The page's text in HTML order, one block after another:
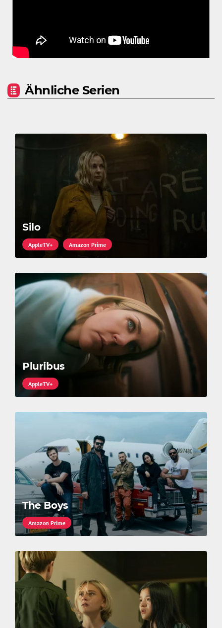
Ähnliche Serien
Silo
AppleTV+ Amazon Prime
Pluribus
AppleTV+
The Boys
Amazon Prime